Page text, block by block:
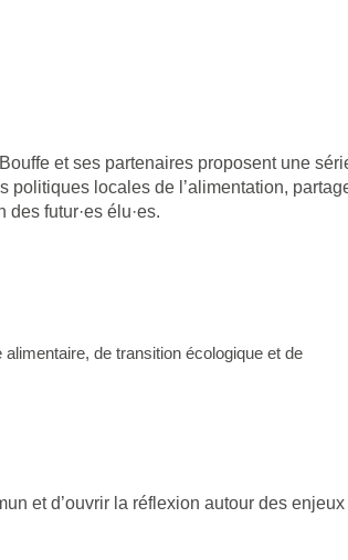
et ses partenaires proposent une
politiques locales de l’alimentation,
futur·es élu·es.
de transition écologique et de
et d’ouvrir la réflexion autour des enjeux